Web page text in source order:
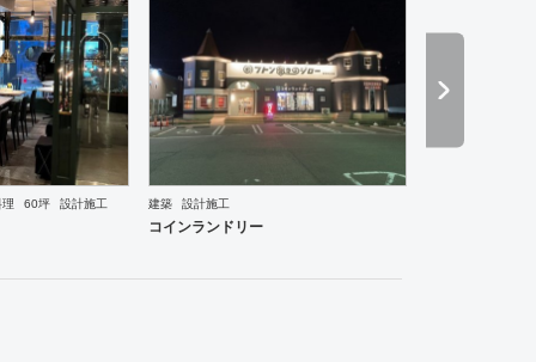
和食・寿司 焼肉・中華料理・韓国料理
60坪 設計施工 建築 設計施工
コインランドリー